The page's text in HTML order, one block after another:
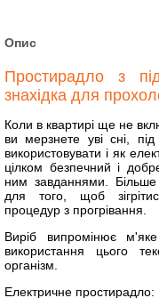
Опис
Простирадло з
знахідка для
Коли в квартирі ще не
ви мерзнете уві сні,
використовувати і як
цілком безпечний і
ним завданнями. Більше
для того, щоб
процедур з прогрівання.
Виріб випромінює
використання цього
організм.
Електричне простирадло: